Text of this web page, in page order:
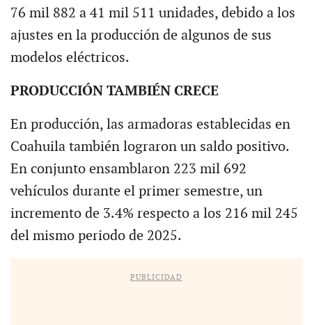
76 mil 882 a 41 mil 511 unidades, debido a los
ajustes en la producción de algunos de sus
modelos eléctricos.
PRODUCCIÓN TAMBIÉN CRECE
En producción, las armadoras establecidas en
Coahuila también lograron un saldo positivo.
En conjunto ensamblaron 223 mil 692
vehículos durante el primer semestre, un
incremento de 3.4% respecto a los 216 mil 245
del mismo periodo de 2025.
PUBLICIDAD